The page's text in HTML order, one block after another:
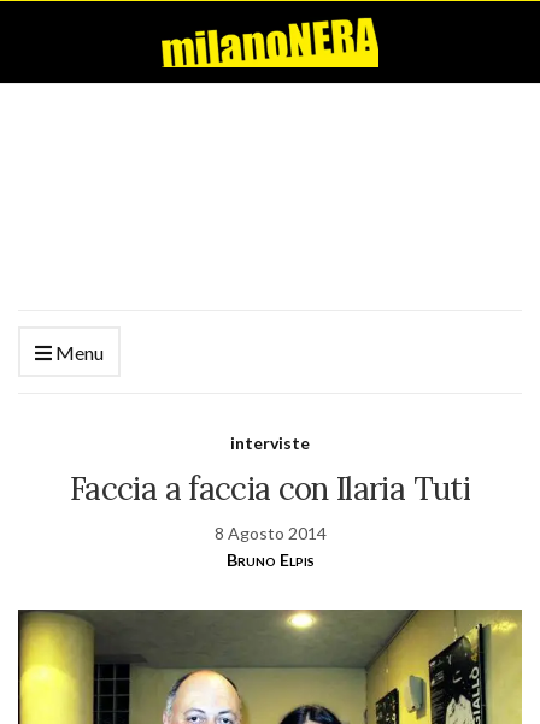
Menu
interviste
Faccia a faccia con Ilaria Tuti
8 Agosto 2014
Bruno Elpis